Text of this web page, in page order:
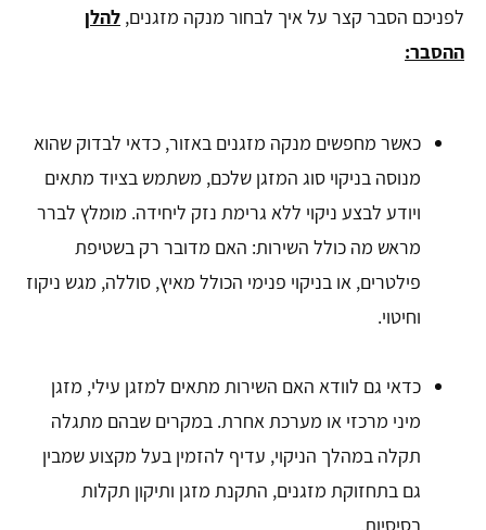
לפניכם הסבר קצר על איך לבחור מנקה מזגנים, להלן
ההסבר:
כאשר מחפשים מנקה מזגנים באזור, כדאי לבדוק שהוא
מנוסה בניקוי סוג המזגן שלכם, משתמש בציוד מתאים
ויודע לבצע ניקוי ללא גרימת נזק ליחידה. מומלץ לברר
מראש מה כולל השירות: האם מדובר רק בשטיפת
פילטרים, או בניקוי פנימי הכולל מאיץ, סוללה, מגש ניקוז
וחיטוי.
כדאי גם לוודא האם השירות מתאים למזגן עילי, מזגן
מיני מרכזי או מערכת אחרת. במקרים שבהם מתגלה
תקלה במהלך הניקוי, עדיף להזמין בעל מקצוע שמבין
גם בתחזוקת מזגנים, התקנת מזגן ותיקון תקלות